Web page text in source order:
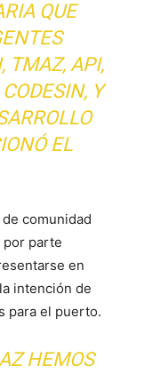
QUE
TMAZ, API,
Y
EL
comunidad
por parte
en
intención de
para el puerto.
HEMOS